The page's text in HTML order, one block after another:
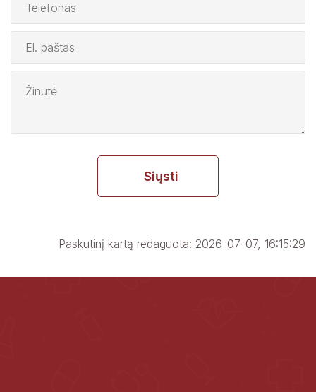
Siųsti
Paskutinį kartą redaguota: 2026-07-07, 16:15:29